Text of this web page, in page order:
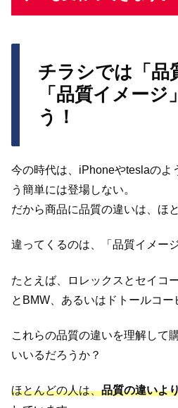
チラシでは「品
「品質イメージ
う！
今の時代は、iPhoneやteslaのよ
う簡単には登場しない。
だから商品に品質の違いは、ほ
違ってくるのは、「品質イメー
たとえば、ロレックスとセイコ
とBMW、あるいはドトールコー
これらの品質の違いを理解して
いいるだろうか？
ほとんどの人は、品質の違いよ